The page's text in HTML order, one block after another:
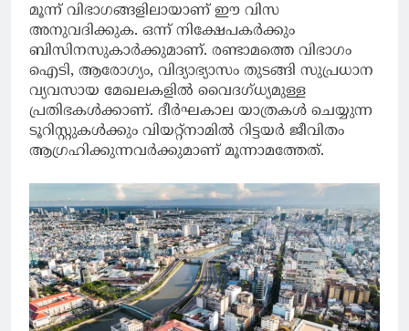
മൂന്ന് വിഭാഗങ്ങളിലായാണ് ഈ വിസ
അനുവദിക്കുക. ഒന്ന് നിക്ഷേപകര്‍ക്കും
ബിസിനസുകാര്‍ക്കുമാണ്. രണ്ടാമത്തെ വിഭാഗം
ഐടി, ആരോഗ്യം, വിദ്യാഭ്യാസം തുടങ്ങി സുപ്രധാന
വ്യവസായ മേഖലകളില്‍ വൈദഗ്ധ്യമുള്ള
പ്രതിഭകള്‍ക്കാണ്. ദീര്‍ഘകാല യാത്രകള്‍ ചെയ്യുന്ന
ടൂറിസ്റ്റുകള്‍ക്കും വിയറ്റ്‌നാമില്‍ റിട്ടയര്‍ ജീവിതം
ആഗ്രഹിക്കുന്നവര്‍ക്കുമാണ് മൂന്നാമത്തേത്.